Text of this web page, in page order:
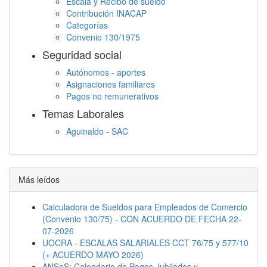
a los jugos naturales y sus concentrados, de frutas,
hortalizas y legumbres - actividad 103020).
Aserrado y cepillado de madera nativa.
Fabricación de muebles y partes de muebles,
principalmente de madera.
Contribución INACAP
Categorías
Convenio 130/1975
Seguridad social
Autónomos - aportes
Asignaciones familiares
Pagos no remunerativos
Temas Laborales
Aguinaldo - SAC
Descanso semanal
Embargos
Más leídos
Calculadora de Sueldos para Empleados de Comercio
(Convenio 130/75) - CON ACUERDO DE FECHA 22-
07-2026
UOCRA - ESCALAS SALARIALES CCT 76/75 y 577/10
(+ ACUERDO MAYO 2026)